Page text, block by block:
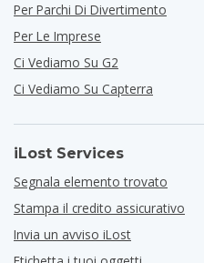
Per Parchi Di Divertimento
Per Le Imprese
Ci Vediamo Su G2
Ci Vediamo Su Capterra
iLost Services
Segnala elemento trovato
Stampa il credito assicurativo
Invia un avviso iLost